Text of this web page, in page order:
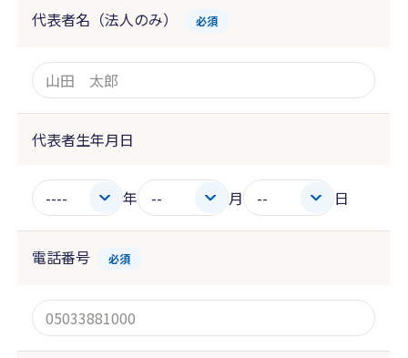
代表者名（法人のみ） 必須
代表者生年月日
年 月 日
電話番号 必須